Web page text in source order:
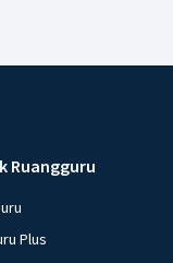
Ruangguru
Plus